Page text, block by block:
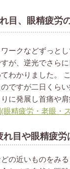
目、眼精疲労
ークなどずっと
が、逆光でさら
わかりました。
ですが二日くら
に発展し首痛や
眼精疲労・老眼・
れ目や眼精疲労
どの近いものをみ